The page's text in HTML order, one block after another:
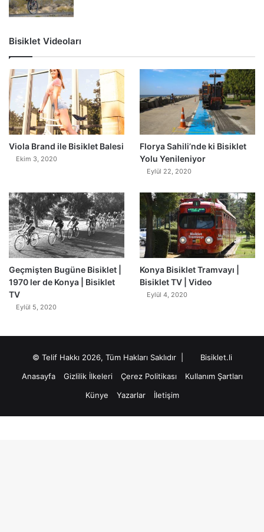
Bisiklet Videoları
Viola Brand ile Bisiklet Balesi
Ekim 3, 2020
0
Florya Sahili’nde ki Bisiklet
Yolu Yenileniyor
Eylül 22, 2020
Geçmişten Bugüne Bisiklet |
1970 ler de Konya | Bisiklet
TV
Eylül 5, 2020
Konya Bisiklet Tramvayı |
Bisiklet TV | Video
Eylül 4, 2020
© Telif Hakkı 2026, Tüm Hakları Saklıdır |
Bisiklet.li
Anasayfa
Gizlilik İlkeleri Çerez Politikası
Kullanım Şartları
Künye
Yazarlar İletişim